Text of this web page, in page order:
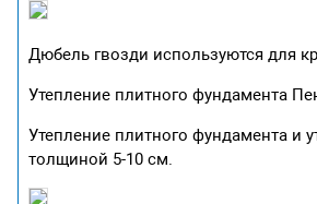
Дюбель гвозди используются для
Утепление плитного фундамента
Утепление плитного фундамента и
толщиной 5-10 см.